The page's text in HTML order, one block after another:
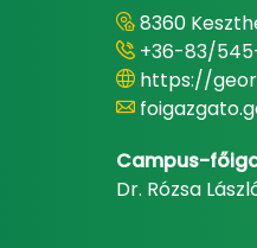
8360
+36-83/
https://
Campus-
Dr. Rózsa